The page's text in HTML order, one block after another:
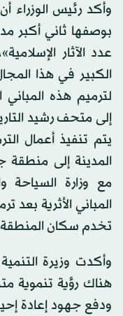
وأكد رئيس الوزراء
بوصفها ثاني أكبر
عدد الآثار
الكبير في هذا
لترميم هذه المباني
إلى متحف رشيد
يتم تنفيذ أعمال
المدينة إلى
مع وزارة السياحة
المباني الأثرية
تخدم سكان المنطقة
وأكدت وزيرة
هناك رؤية تنموية
ودفع جهود إعادة